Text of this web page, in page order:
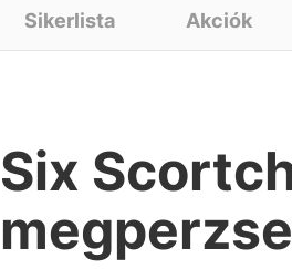
Sikerlista Akciók
Six